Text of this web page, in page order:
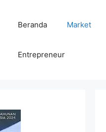
Beranda Market
Entrepreneur